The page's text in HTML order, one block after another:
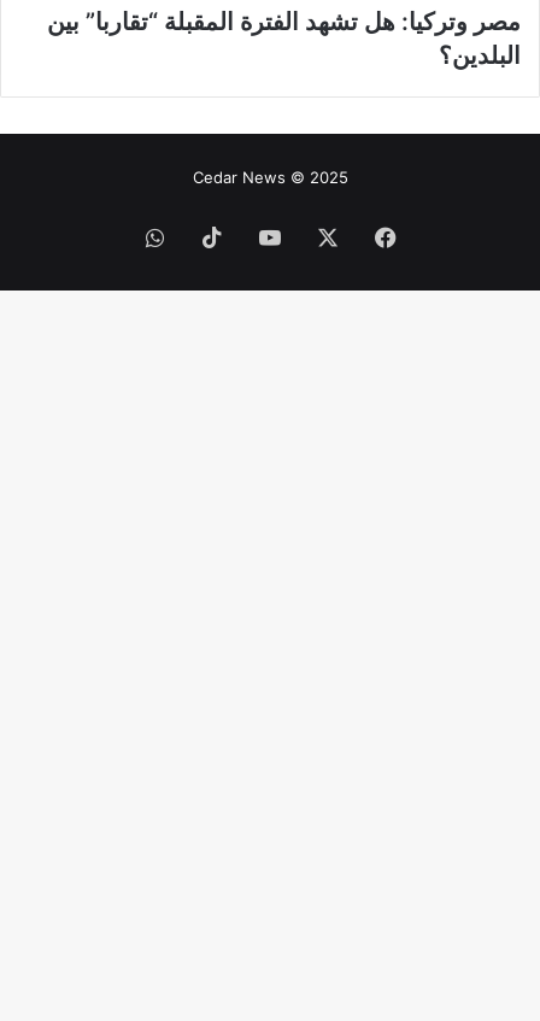
مصر وتركيا: هل تشهد الفترة المقبلة “تقاربا” بين
البلدين؟
Cedar News © 2025
فيسبوك ‫YouTube
‫TikTokواتساب